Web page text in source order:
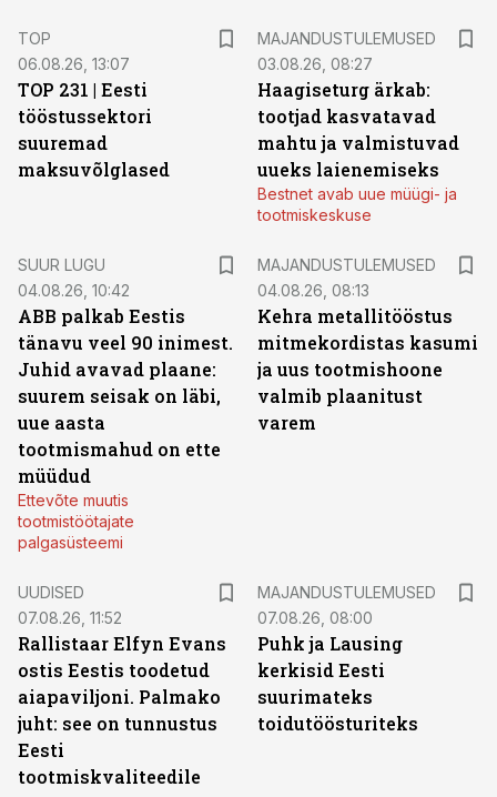
TOP
06.08.26, 13:07
TOP 231 | Eesti
tööstussektori
suuremad
maksuvõlglased
MAJANDUSTULEMUSED
03.08.26, 08:27
Haagiseturg ärkab:
tootjad kasvatavad
mahtu ja valmistuvad
uueks laienemiseks
Bestnet avab uue müügi- ja
tootmiskeskuse
SUUR LUGU
04.08.26, 10:42
ABB palkab Eestis
tänavu veel 90 inimest.
Juhid avavad plaane:
suurem seisak on läbi,
uue aasta
tootmismahud on ette
müüdud
Ettevõte muutis
tootmistöötajate
palgasüsteemi
MAJANDUSTULEMUSED
04.08.26, 08:13
Kehra metallitööstus
mitmekordistas kasumi
ja uus tootmishoone
valmib plaanitust
varem
UUDISED
07.08.26, 11:52
Rallistaar Elfyn Evans
ostis Eestis toodetud
aiapaviljoni. Palmako
juht: see on tunnustus
Eesti
tootmiskvaliteedile
MAJANDUSTULEMUSED
07.08.26, 08:00
Puhk ja Lausing
kerkisid Eesti
suurimateks
toidutöösturiteks